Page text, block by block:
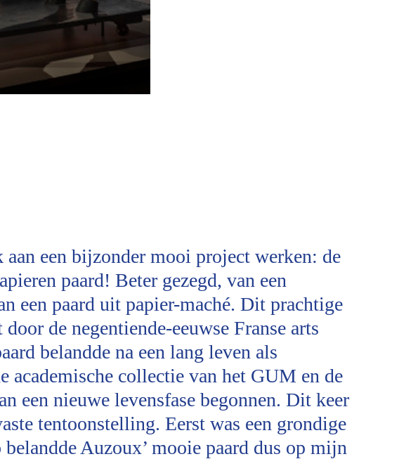
een bijzonder mooi project werken: de
paard! Beter gezegd, van een
een paard uit papier-maché. Dit prachtige
de negentiende-eeuwse Franse arts
belandde na een lang leven als
academische collectie van het GUM en de
een nieuwe levensfase begonnen. Dit keer
tentoonstelling. Eerst was een grondige
Auzoux’ mooie paard dus op mijn